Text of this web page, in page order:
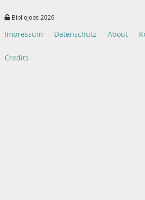
BiblioJobs 2026
Impressum Datenschutz About
Credits